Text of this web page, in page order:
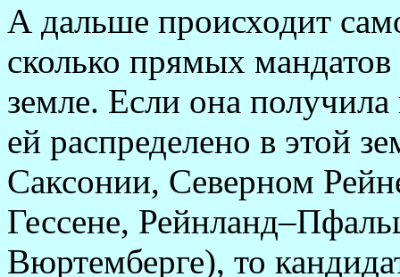
А дальше происходит
сколько прямых
земле. Если она
ей распределено в этой
Саксонии, Северном
Гессене,
Вюртемберге), то